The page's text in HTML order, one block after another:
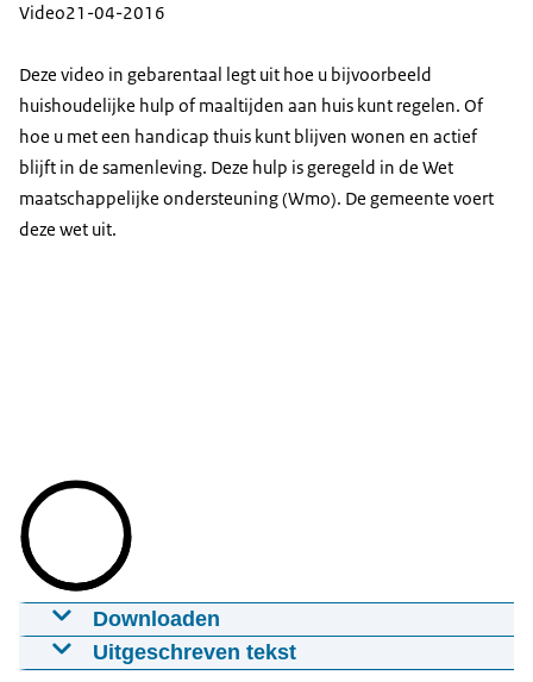
Video21-04-2016
Deze video in gebarentaal legt uit hoe u bijvoorbeeld
huishoudelijke hulp of maaltijden aan huis kunt regelen. Of
hoe u met een handicap thuis kunt blijven wonen en actief
blijft in de samenleving. Deze hulp is geregeld in de Wet
maatschappelijke ondersteuning (Wmo). De gemeente voert
deze wet uit.
Downloaden
Wet maatschappelijke ondersteuning (Wmo)
Uitgeschreven tekst